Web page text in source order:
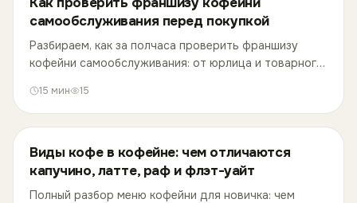
самообслуживания перед покупкой
Разбираем, как за полчаса проверить франшизу
кофейни самообслуживания: от юрлица и товарного
деньги уже ушли мошенникам.
15 мин 15
Виды кофе в кофейне: чем отличаются
капучино, латте, раф и флэт-уайт
Полный разбор меню кофейни для новичка: чем